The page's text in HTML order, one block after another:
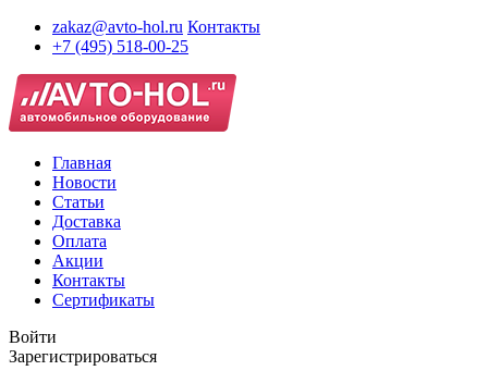
zakaz@avto-hol.ru Контакты
+7 (495) 518-00-25
Главная
Новости
Статьи
Доставка
Оплата
Акции
Контакты
Сертификаты
Войти
Зарегистрироваться